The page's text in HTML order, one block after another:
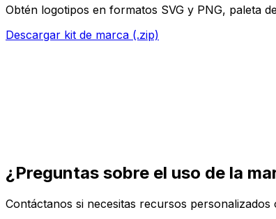
Obtén logotipos en formatos SVG y PNG, paleta
Descargar kit de marca (.zip)
¿Preguntas sobre el uso de la
Contáctanos si necesitas recursos